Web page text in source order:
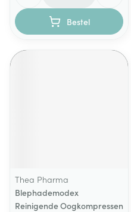
Bestel
Thea Pharma
Blephademodex
Reinigende Oogkompressen